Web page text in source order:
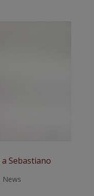
Sebastiano
News